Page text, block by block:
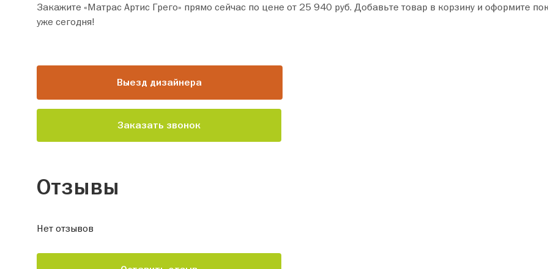
Закажите «Матрас Артис Грего» прямо сейчас по цене от 25 940 руб. Добавьте товар в корзину и оформите покупку всего за пару минут. Сделайте ваш дом уютнее
уже сегодня!
Выезд дизайнера
Заказать звонок
Отзывы
Нет отзывов